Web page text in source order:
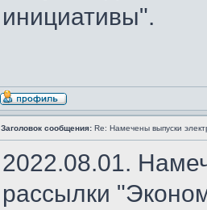
инициативы".
Заголовок сообщения: Re: Намечены выпуски
2022.08.01.
рассылки